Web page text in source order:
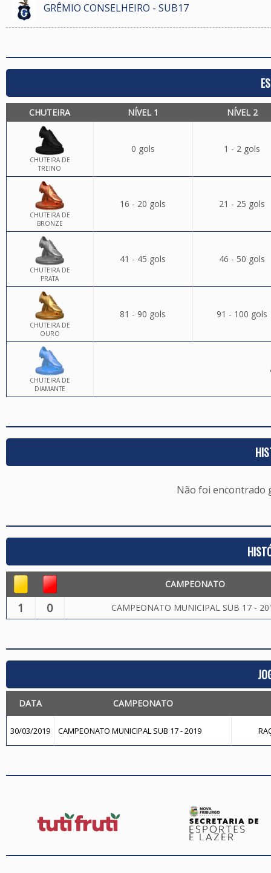
GRÊMIO CONSELHEIRO - SUB17
CHUTEIRA NÍVEL 1 NÍVEL 2
CHUTEIRA DE
TREINO
0 gols 1 - 2 gols
CHUTEIRA DE
BRONZE
16 - 20 gols 21 - 25 gols
CHUTEIRA DE
PRATA
41 - 45 gols 46 - 50 gols
CHUTEIRA DE
OURO
81 - 90 gols 91 - 100 gols
CHUTEIRA DE
DIAMANTE
Não foi encontrado
CAMPEONATO
1 0 CAMPEONATO MUNICIPAL SUB 17 -
DATA CAMPEONATO
30/03/2019 CAMPEONATO MUNICIPAL SUB 17 - 2019